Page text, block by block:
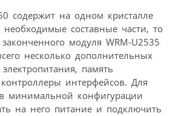
содержит на одном кристалле
необходимые составные части, то
модуля WRM-U2535
несколько дополнительных
память
контроллеры интерфейсов. Для
минимальной конфигурации
на него питание и подключить